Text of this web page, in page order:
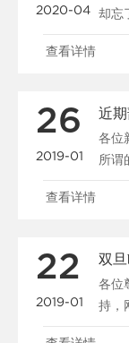
2020-04 却忘
疫情
查看详情
26
2019-01
各位
所谓
示：
查看详情
22
2019-01
双旦
各位
持，
客户